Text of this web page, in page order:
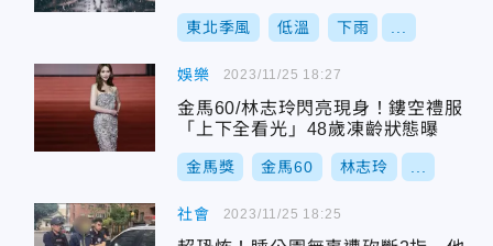
東北季風 低溫 下雨
娛樂
金馬60/林志玲閃亮現身！鏤空禮服
「上下全看光」48歲凍齡狀態曝
金馬獎 金馬60 林志玲
2023/11/25 18:27
社會 2023/11/25 18:25